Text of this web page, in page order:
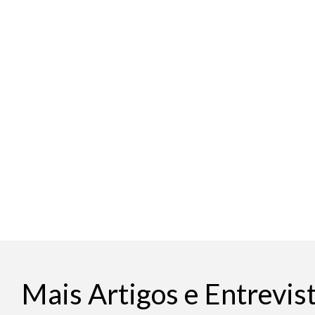
Mais Artigos e